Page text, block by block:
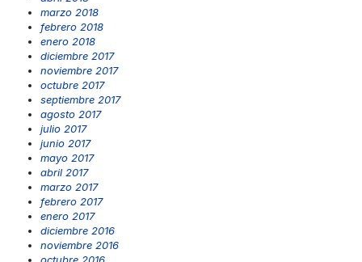
marzo 2018
febrero 2018
enero 2018
diciembre 2017
noviembre 2017
octubre 2017
septiembre 2017
agosto 2017
julio 2017
junio 2017
mayo 2017
abril 2017
marzo 2017
febrero 2017
enero 2017
diciembre 2016
noviembre 2016
octubre 2016